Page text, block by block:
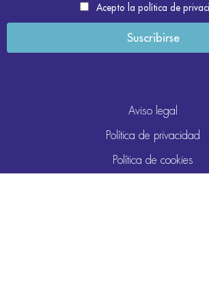
Acepto la política de
Aviso legal
Política de privacidad
Política de cookies